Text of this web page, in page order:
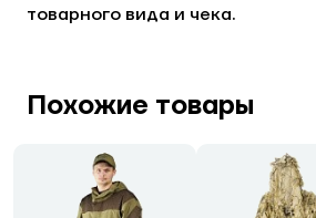
товарного вида и чека.
Похожие товары